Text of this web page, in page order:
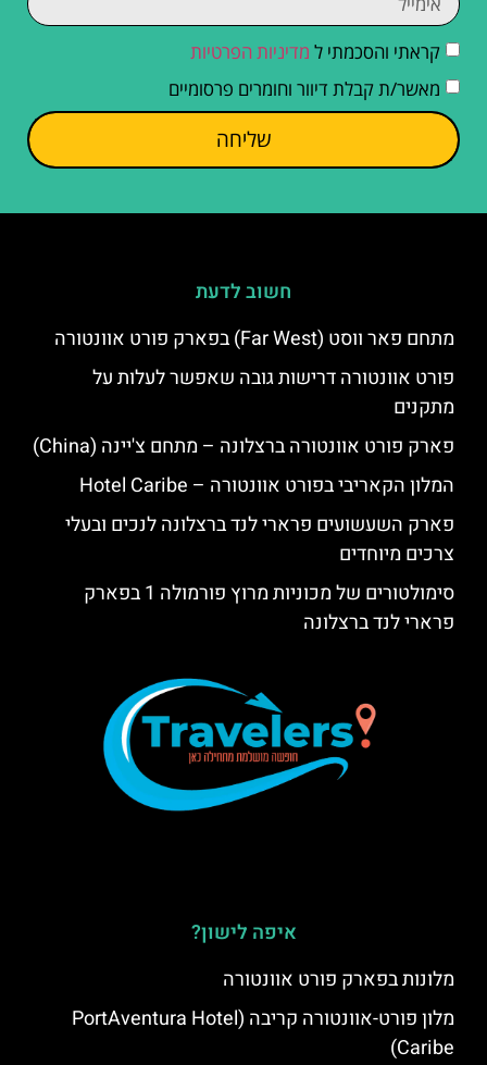
קראתי והסכמתי ל מדיניות הפרטיות
מאשר/ת קבלת דיוור וחומרים פרסומיים
שליחה
חשוב לדעת
מתחם פאר ווסט (Far West) בפארק פורט אוונטורה
פורט אוונטורה דרישות גובה שאפשר לעלות על
מתקנים
פארק פורט אוונטורה ברצלונה – מתחם צ'יינה (China)
המלון הקאריבי בפורט אוונטורה – Hotel Caribe
פארק השעשועים פרארי לנד ברצלונה לנכים ובעלי
צרכים מיוחדים
סימולטורים של מכוניות מרוץ פורמולה 1 בפארק
פרארי לנד ברצלונה
איפה לישון?
מלונות בפארק פורט אוונטורה
מלון פורט-אוונטורה קריבה (PortAventura Hotel
Caribe)